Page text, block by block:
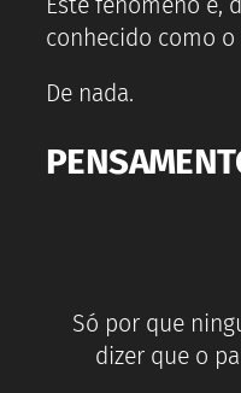
conhecido como o
De nada.
Só por que
dizer que o